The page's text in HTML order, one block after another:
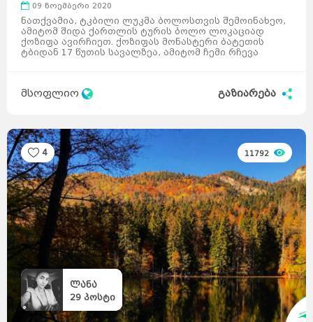
09 ნოემბერი 2020
ნათქვამია, ტკბილი ლუკმა ბოლოსთვის შემოინახეო,
ამიტომ შიდა ქართლის ტურის ბოლო ლოკაციად
ქოზიფა ავირჩიეთ. ქოზიფას მონასტერი ბატეთის
ტბიდან 17 წუთის სავალზეა, ამიტომ ჩემი რჩევა
მსოფლიო გაზიარება
ლანა
29 პოსტი
4 11792